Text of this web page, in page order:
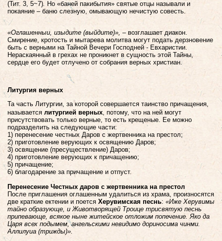
(Тит. 3, 5~7). Но «баней пакибытия» святые отцы называли и
покаяние – баню слезную, омывающую нечистую совесть.
«Оглашенныи, изыдите(выйдите)», – возглашает диакон.
Смирение, кротость и мытарева молитва могут подать дерзновение
быть с верными на Тайной Вечери Господней - Евхаристии.
Нераскаянный в грехах не проникнет в сущность этой Тайны,
сердце его будет отлучено от собрания верных христиан.
Литургия верных
Та часть Литургии, за которой совершается таинство причащения,
называется литургией верных, потому, что на ней могут
присутствовать только верные, то есть крещеные. Ее можно
подразделить на следующие части:
1) перенесение честных Даров с жертвенника на престол;
2) приготовление верующих к освящению Даров;
3) освящение (пресуществление) Даров;
4) приготовление верующих к причащению;
5) причащение;
6) благодарение за причащение и отпуст.
Перенесение Честных даров с жертвенника на престол
После приглашения оглашенным удалиться из храма, произносятся
две краткие ектении и поется Херувимская песнь: «Иже Херувимы
тайно образующе, и Животворящей Троице трисвятую песнь
припевающе, всякое ныне житейское отложим попечение. Яко да
Царя всех подымем, ангельскими невидимо дориносима чинми.
Аллилуиа (трижды)».